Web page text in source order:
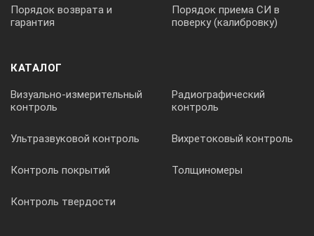
Порядок возврата и
гарантия
Порядок приема СИ в
поверку (калибровку)
КАТАЛОГ
Визуально-измерительный
контроль
Радиографический
контроль
Ультразвуковой контроль Вихретоковый контроль
Контроль покрытий Толщиномеры
Контроль твердости